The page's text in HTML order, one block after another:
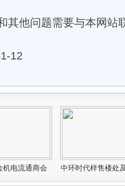
他问题需要与本网站
12